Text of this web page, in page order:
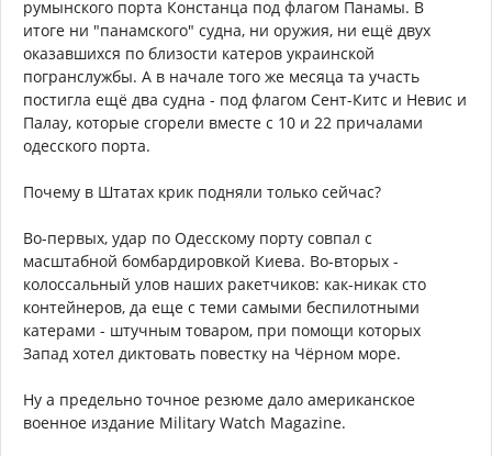
румынского порта Констанца под флагом Панамы. В
итоге ни "панамского" судна, ни оружия, ни ещё двух
оказавшихся по близости катеров украинской
погранслужбы. А в начале того же месяца та участь
постигла ещё два судна - под флагом Сент-Китс и Невис и
Палау, которые сгорели вместе с 10 и 22 причалами
одесского порта.
Почему в Штатах крик подняли только сейчас?
Во-первых, удар по Одесскому порту совпал с
масштабной бомбардировкой Киева. Во-вторых -
колоссальный улов наших ракетчиков: как-никак сто
контейнеров, да еще с теми самыми беспилотными
катерами - штучным товаром, при помощи которых
Запад хотел диктовать повестку на Чёрном море.
Ну а предельно точное резюме дало американское
военное издание Military Watch Magazine.